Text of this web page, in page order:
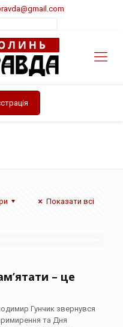
Показати всі
– це
Гунчик звернувся
та Дня